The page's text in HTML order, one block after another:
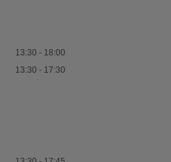
13:30 - 18:00
13:30 - 17:30